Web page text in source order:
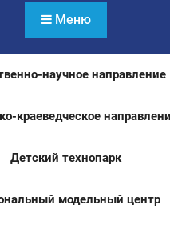
Меню
научное направление
краеведческое
Детский технопарк
модельный центр